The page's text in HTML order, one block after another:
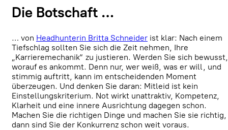
Die Botschaft …
… von Headhunterin Britta Schneider ist klar: Nach einem
Tiefschlag sollten Sie sich die Zeit nehmen, Ihre
„Karrieremechanik“ zu justieren. Werden Sie sich bewusst,
worauf es ankommt. Denn nur, wer weiß, was er will, und
stimmig auftritt, kann im entscheidenden Moment
überzeugen. Und denken Sie daran: Mitleid ist kein
Einstellungskriterium. Not wirkt unattraktiv, Kompetenz,
Klarheit und eine innere Ausrichtung dagegen schon.
Machen Sie die richtigen Dinge und machen Sie sie richtig,
dann sind Sie der Konkurrenz schon weit voraus.